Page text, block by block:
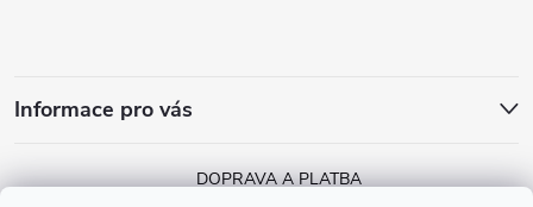
Informace pro vás
DOPRAVA A PLATBA